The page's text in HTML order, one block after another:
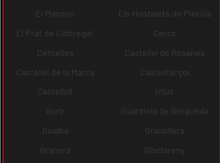
El Masnou
Els Hostalets de Pierola
El Prat de Llobregat
Cercs
Centelles
Castellví de Rosanes
Castellví de la Marca
Castellterçol
Castellolí
rrius
Gurb
Guardiola de Berguedà
Gualba
Granollers
Granera
Gisclareny